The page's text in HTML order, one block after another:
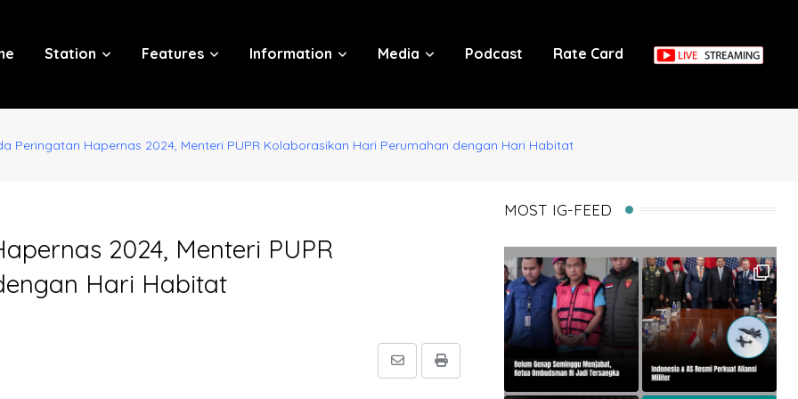
Station Features Information Media Podcast Rate Card
Peringatan Hapernas 2024, Menteri PUPR Kolaborasikan Hari Perumahan dengan Hari Habitat
2024, Menteri PUPR
Hari Habitat
Print
Share
MOST IG-FEED